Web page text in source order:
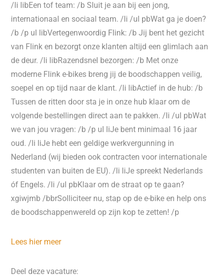
/li libEen tof team: /b Sluit je aan bij een jong,
internationaal en sociaal team. /li /ul pbWat ga je doen?
/b /p ul libVertegenwoordig Flink: /b Jij bent het gezicht
van Flink en bezorgt onze klanten altijd een glimlach aan
de deur. /li libRazendsnel bezorgen: /b Met onze
moderne Flink e-bikes breng jij de boodschappen veilig,
soepel en op tijd naar de klant. /li libActief in de hub: /b
Tussen de ritten door sta je in onze hub klaar om de
volgende bestellingen direct aan te pakken. /li /ul pbWat
we van jou vragen: /b /p ul liJe bent minimaal 16 jaar
oud. /li liJe hebt een geldige werkvergunning in
Nederland (wij bieden ook contracten voor internationale
studenten van buiten de EU). /li liJe spreekt Nederlands
óf Engels. /li /ul pbKlaar om de straat op te gaan?
xgiwjmb /bbrSolliciteer nu, stap op de e-bike en help ons
de boodschappenwereld op zijn kop te zetten! /p
Lees hier meer
Deel deze vacature: